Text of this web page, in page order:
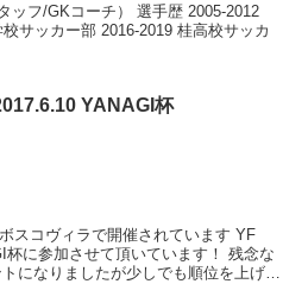
ッフ/GKコーチ） 選手歴 2005-2012
サッカー部 2016-2019 桂高校サッカ
2017.6.10 YANAGI杯
スコヴィラで開催されています YF
杯に参加させて頂いています！ 残念な
になりましたが少しでも順位を上げら